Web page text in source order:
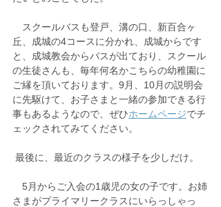
スクールバスも登戸、溝の口、新百合ヶ
丘、成城の4コースに分かれ、成城からです
と、成城教会からバスが出ており、スクール
の生徒さんも、毎年何名かこちらの幼稚園に
ご縁を頂いております。9月、10月の説明会
に先駆けて、お子さまと一緒の参加できる行
事もあるようなので、ぜひホームページでチ
ェックされてみてください。
最後に、最近のクラスの様子を少しだけ。
5月からご入会の1歳児の女の子です。お姉
さまがプライマリークラスにいらっしゃっ